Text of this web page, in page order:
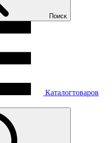
Поиск
Каталогтоваров